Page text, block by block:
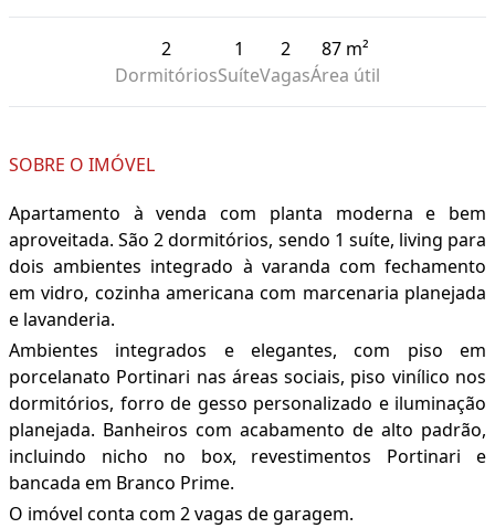
2
Dormitórios
1
Suíte
2
Vagas
87 m²
Área útil
SOBRE O IMÓVEL
Apartamento à venda com planta moderna e bem
aproveitada. São 2 dormitórios, sendo 1 suíte, living para
dois ambientes integrado à varanda com fechamento
em vidro, cozinha americana com marcenaria planejada
e lavanderia.
Ambientes integrados e elegantes, com piso em
porcelanato Portinari nas áreas sociais, piso vinílico nos
dormitórios, forro de gesso personalizado e iluminação
planejada. Banheiros com acabamento de alto padrão,
incluindo nicho no box, revestimentos Portinari e
bancada em Branco Prime.
O imóvel conta com 2 vagas de garagem.